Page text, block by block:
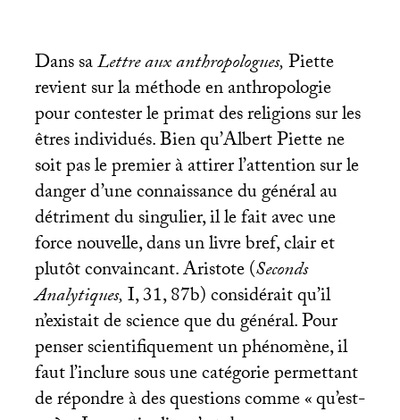
Dans saLettre aux anthropologues,Piette
revient sur la méthode en anthropologie
pour contester le primat des religions sur les
êtres individués. Bien qu’Albert Piette ne
soit pas le premier à attirer l’attention sur le
danger d’une connaissance du général au
détriment du singulier, il le fait avec une
force nouvelle, dans un livre bref, clair et
plutôt convaincant. Aristote (Seconds
Analytiques,I, 31, 87b) considérait qu’il
n’existait de science que du général. Pour
penser scientifiquement un phénomène, il
faut l’inclure sous une catégorie permettant
de répondre à des questions comme «qu’est-